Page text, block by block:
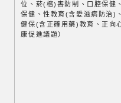
位、菸(檳)害防制、口腔保健
保健、性教育(含愛滋病防治)
健保(含正確用藥)教育、正向
康促進議題）